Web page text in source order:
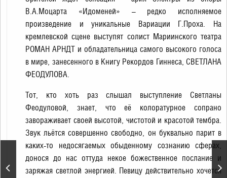
Новогодние ёлочные
представления
В.А.Моцарта «Идоменей» – редко исполняемое
произведение и уникальные Вариации Г.Проха. На
кремлевской сцене выступят солист Мариинского театра
РОМАН АРНДТ и обладательница самого высокого голоса
в мире, занесенного в Книгу Рекордов Гиннеса, СВЕТЛАНА
ФЕОДУЛОВА.
Тот, кто хоть раз слышал выступление Светланы
Феодуловой, знает, что её колоратурное сопрано
завораживает своей высотой, чистотой и красотой тембра.
Звук льётся совершенно свободно, он буквально парит в
каких-то недосягаемых обыденному сознанию сферах,
донося до нас оттуда некое божественное послание и
заряжая светлой энергией. Певицу действительно хочется